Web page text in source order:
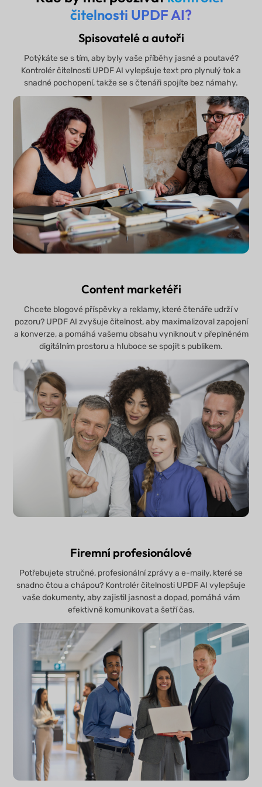
čitelnosti UPDF AI?
Spisovatelé a autoři
Potýkáte se s tím, aby byly vaše příběhy jasné a poutavé?
Kontrolér čitelnosti UPDF AI vylepšuje text pro plynulý tok a
snadné pochopení, takže se s čtenáři spojíte bez námahy.
Content marketéři
Chcete blogové příspěvky a reklamy, které čtenáře udrží v
pozoru? UPDF AI zvyšuje čitelnost, aby maximalizoval zapojení
a konverze, a pomáhá vašemu obsahu vyniknout v přeplněném
digitálním prostoru a hluboce se spojit s publikem.
Firemní profesionálové
Potřebujete stručné, profesionální zprávy a e-maily, které se
snadno čtou a chápou? Kontrolér čitelnosti UPDF AI vylepšuje
vaše dokumenty, aby zajistil jasnost a dopad, pomáhá vám
efektivně komunikovat a šetří čas.